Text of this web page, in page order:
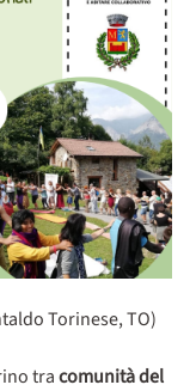
Torinese, TO)
tracomunità del